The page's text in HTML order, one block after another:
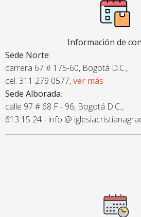
Información de
Sede Norte:
carrera 67 # 175-60, Bogotá D.C.,
cel. 311 279 0577,ver más
Sede Alborada:
calle 97 # 68 F - 96, Bogotá D.C.,
613 15 24 - info @